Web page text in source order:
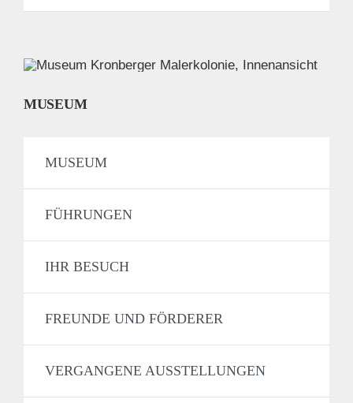
MUSEUM
MUSEUM
FÜHRUNGEN
IHR BESUCH
FREUNDE UND FÖRDERER
VERGANGENE AUSSTELLUNGEN